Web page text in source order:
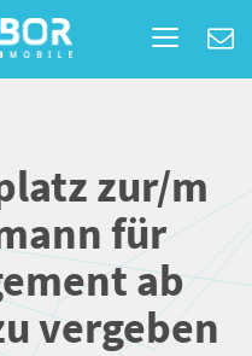
Toggle
zur/m
für
ab
vergeben